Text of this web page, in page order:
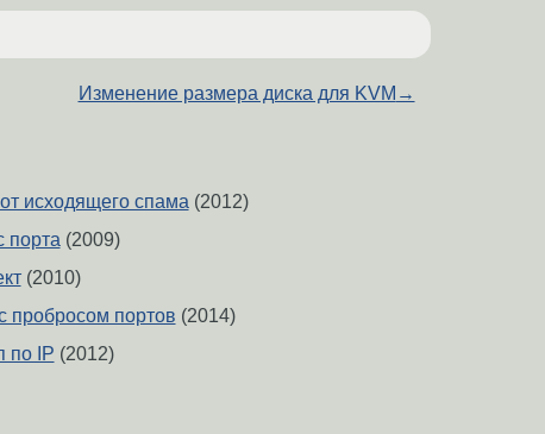
Изменение размера диска для KVM →
исходящего спама(2012)
порта(2009)
(2010)
пробросом портов (2014)
по IP (2012)